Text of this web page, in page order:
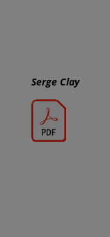
Serge Clay